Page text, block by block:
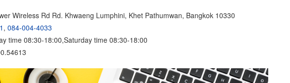
Wireless Rd Rd. Khwaeng Lumphini, Khet Pathumwan, Bangkok 10330
, 084-004-4033
time 08:30-18:00,Saturday time 08:30-18:00